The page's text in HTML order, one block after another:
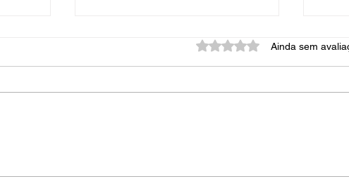
Avaliado com 0 de 5
Ainda sem